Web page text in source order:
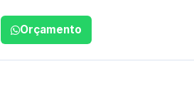
Orçamento